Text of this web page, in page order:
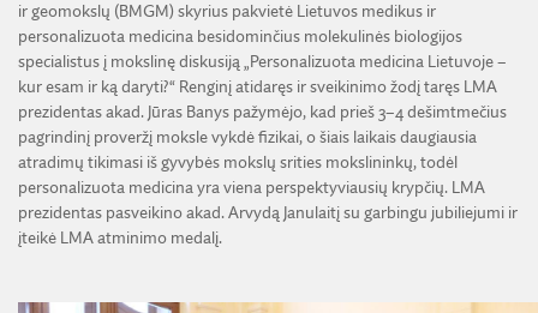
ir geomokslų (BMGM) skyrius pakvietė Lietuvos medikus ir
personalizuota medicina besidominčius molekulinės biologijos
specialistus į mokslinę diskusiją „Personalizuota medicina Lietuvoje –
kur esam ir ką daryti?“ Renginį atidaręs ir sveikinimo žodį taręs LMA
prezidentas akad. Jūras Banys pažymėjo, kad prieš 3–4 dešimtmečius
pagrindinį proveržį moksle vykdė fizikai, o šiais laikais daugiausia
atradimų tikimasi iš gyvybės mokslų srities mokslininkų, todėl
personalizuota medicina yra viena perspektyviausių krypčių. LMA
prezidentas pasveikino akad. Arvydą Janulaitį su garbingu jubiliejumi ir
įteikė LMA atminimo medalį.